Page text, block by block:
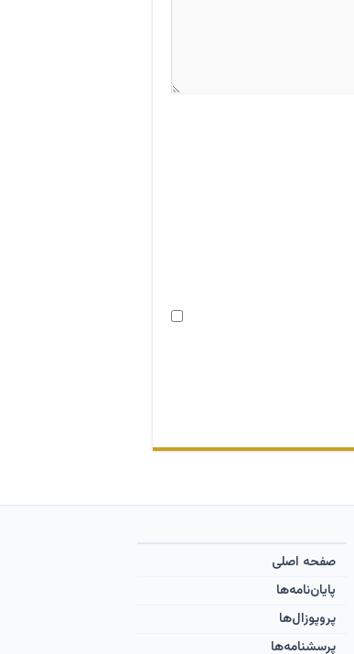
صفحه اصلی
پایان‌نامه‌ها
پروپوزال‌ها
پرسشنامه‌ها